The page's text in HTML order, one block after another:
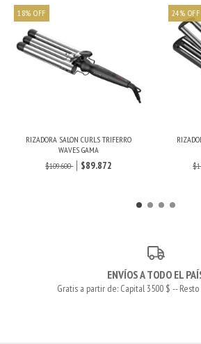
18% OFF
RIZADORA SALON CURLS TRIFERRO
WAVES GAMA
$109.600
$89.872
24% OFF
ENVÍOS A TODO EL
Gratis a partir de: Capital 3500 $ --